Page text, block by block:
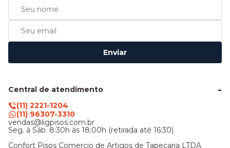
Enviar
Central de atendimento
(11) 2221-1204
(11) 96307-3310
vendas@ligpisos.com.br
Seg. à Sáb. 8:30h às 18:00h (retirada até 16:30)
Confort Pisos Comercio de Artigos de Tapecaria LTDA